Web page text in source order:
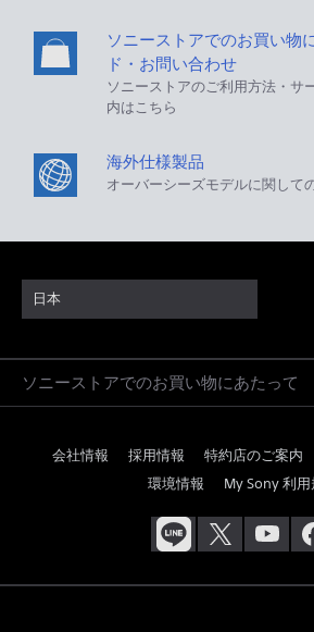
ソニーストアでのお買い物
ド・お問い合わせ
ソニーストアのご利用方法・サ
内はこちら
海外仕様製品
オーバーシーズモデルに関して
日本
ソニーストアでのお買い物にあたって
会社情報 採用情報 特約店のご案内
環境情報
My Sony 利用